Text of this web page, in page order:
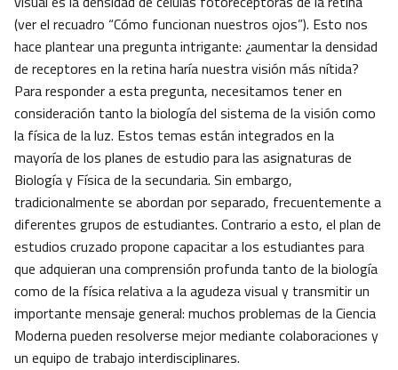
(ver el recuadro “Cómo funcionan nuestros ojos”). Esto nos
hace plantear una pregunta intrigante: ¿aumentar la densidad
de receptores en la retina haría nuestra visión más nítida?
Para responder a esta pregunta, necesitamos tener en
consideración tanto la biología del sistema de la visión como
la física de la luz. Estos temas están integrados en la
mayoría de los planes de estudio para las asignaturas de
Biología y Física de la secundaria. Sin embargo,
tradicionalmente se abordan por separado, frecuentemente a
diferentes grupos de estudiantes. Contrario a esto, el plan de
estudios cruzado propone capacitar a los estudiantes para
que adquieran una comprensión profunda tanto de la biología
como de la física relativa a la agudeza visual y transmitir un
importante mensaje general: muchos problemas de la Ciencia
Moderna pueden resolverse mejor mediante colaboraciones y
un equipo de trabajo interdisciplinares.